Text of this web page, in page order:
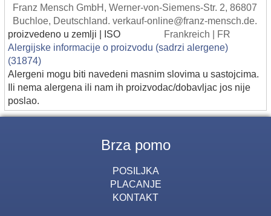
Franz Mensch GmbH, Werner-von-Siemens-Str. 2, 86807
Buchloe, Deutschland. verkauf-online@franz-mensch.de.
proizvedeno u zemlji | ISO
Frankreich | FR
Alergijske informacije o proizvodu (sadrzi alergene)
(31874)
Alergeni mogu biti navedeni masnim slovima u sastojcima.
Ili nema alergena ili nam ih proizvodac/dobavljac jos nije
poslao.
Brza pomo
POSILJKA
PLACANJE
KONTAKT